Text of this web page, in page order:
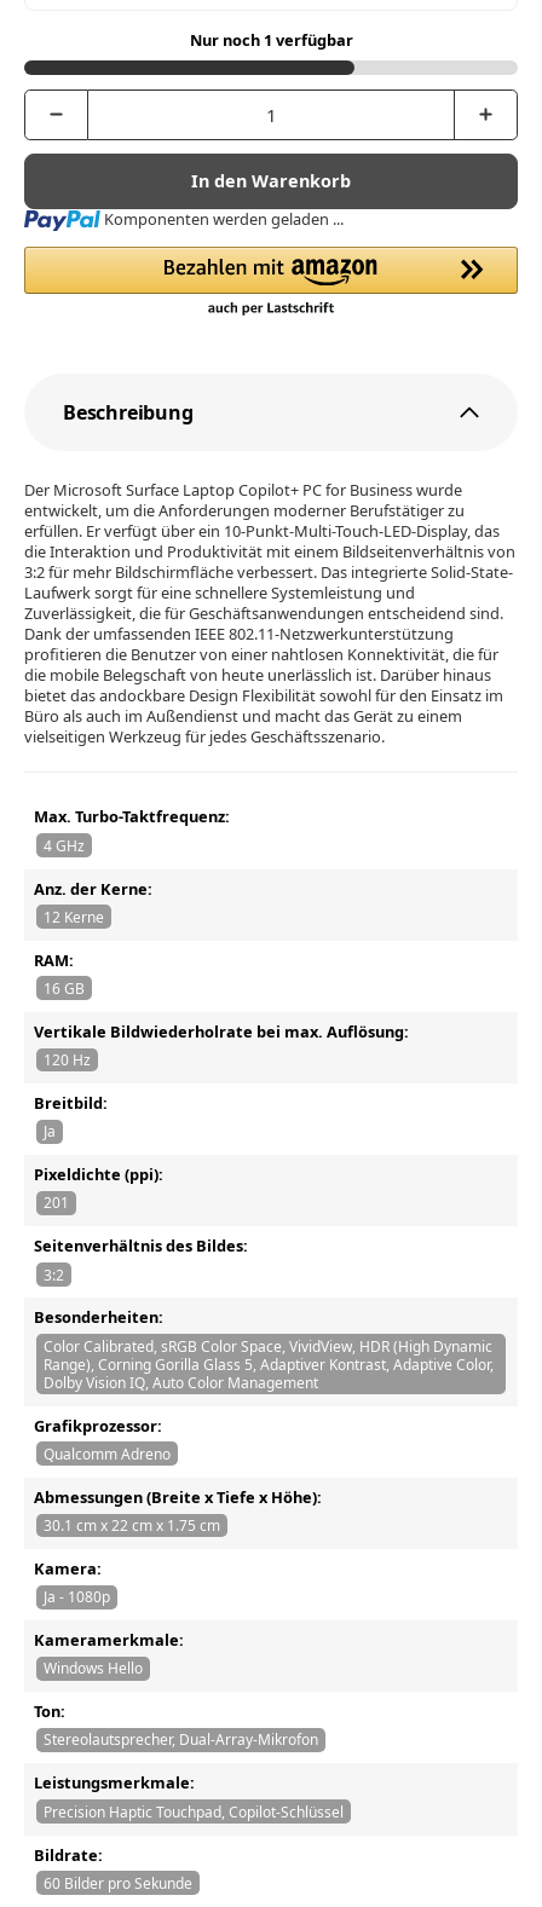
Nur noch 1 verfügbar
In den Warenkorb
Loading... Komponenten werden geladen ...
Beschreibung
Der Microsoft Surface Laptop Copilot+ PC for Business wurde
entwickelt, um die Anforderungen moderner Berufstätiger zu
erfüllen. Er verfügt über ein 10-Punkt-Multi-Touch-LED-Display, das
die Interaktion und Produktivität mit einem Bildseitenverhältnis von
3:2 für mehr Bildschirmfläche verbessert. Das integrierte Solid-State-
Laufwerk sorgt für eine schnellere Systemleistung und
Zuverlässigkeit, die für Geschäftsanwendungen entscheidend sind.
Dank der umfassenden IEEE 802.11-Netzwerkunterstützung
profitieren die Benutzer von einer nahtlosen Konnektivität, die für
die mobile Belegschaft von heute unerlässlich ist. Darüber hinaus
bietet das andockbare Design Flexibilität sowohl für den Einsatz im
Büro als auch im Außendienst und macht das Gerät zu einem
vielseitigen Werkzeug für jedes Geschäftsszenario.
Max. Turbo-Taktfrequenz:
4 GHz
Anz. der Kerne:
12 Kerne
RAM:
16 GB
Vertikale Bildwiederholrate bei max. Auflösung:
120 Hz
Breitbild:
Ja
Pixeldichte (ppi):
201
Seitenverhältnis des Bildes:
3:2
Besonderheiten:
Color Calibrated, sRGB Color Space, VividView, HDR (High Dynamic
Range), Corning Gorilla Glass 5, Adaptiver Kontrast, Adaptive Color,
Dolby Vision IQ, Auto Color Management
Grafikprozessor:
Qualcomm Adreno
Abmessungen (Breite x Tiefe x Höhe):
30.1 cm x 22 cm x 1.75 cm
Kamera:
Ja - 1080p
Kameramerkmale:
Windows Hello
Ton:
Stereolautsprecher, Dual-Array-Mikrofon
Leistungsmerkmale:
Precision Haptic Touchpad, Copilot-Schlüssel
Bildrate:
60 Bilder pro Sekunde